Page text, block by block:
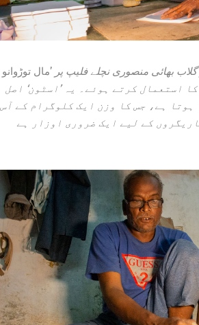
گلاب بھائی منصوری نچلے فلیپ پر’مال توڑوانو
کا استعمال کرتے ہوئے۔ یہ ’اسٹون‘ اصل
ہوتا ہے، جس کا وزن ایک کلوگرام کے آس
کے لیے ایک ضروری اوزار ہے